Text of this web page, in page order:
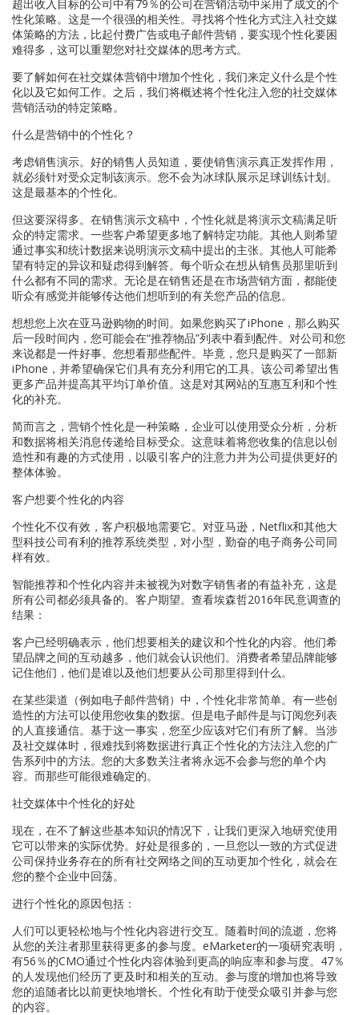
超出收入目标的公司中有79％的公司在营销活动中采用了成文的个
性化策略。这是一个很强的相关性。寻找将个性化方式注入社交媒
体策略的方法，比起付费广告或电子邮件营销，要实现个性化要困
难得多，这可以重塑您对社交媒体的思考方式。
要了解如何在社交媒体营销中增加个性化，我们来定义什么是个性
化以及它如何工作。之后，我们将概述将个性化注入您的社交媒体
营销活动的特定策略。
什么是营销中的个性化？
考虑销售演示。好的销售人员知道，要使销售演示真正发挥作用，
就必须针对受众定制该演示。您不会为冰球队展示足球训练计划。
这是最基本的个性化。
但这要深得多。在销售演示文稿中，个性化就是将演示文稿满足听
众的特定需求。一些客户希望更多地了解特定功能。其他人则希望
通过事实和统计数据来说明演示文稿中提出的主张。其他人可能希
望有特定的异议和疑虑得到解答。每个听众在想从销售员那里听到
什么都有不同的需求。无论是在销售还是在市场营销方面，都能使
听众有感觉并能够传达他们想听到的有关您产品的信息。
想想您上次在亚马逊购物的时间。如果您购买了iPhone，那么购买
后一段时间内，您可能会在“推荐物品”列表中看到配件。对公司和您
来说都是一件好事。您想看那些配件。毕竟，您只是购买了一部新
iPhone，并希望确保它们具有充分利用它的工具。该公司希望出售
更多产品并提高其平均订单价值。这是对其网站的互惠互利和个性
化的补充。
简而言之，营销个性化是一种策略，企业可以使用受众分析，分析
和数据将相关消息传递给目标受众。这意味着将您收集的信息以创
造性和有趣的方式使用，以吸引客户的注意力并为公司提供更好的
整体体验。
客户想要个性化的内容
个性化不仅有效，客户积极地需要它。对亚马逊，Netflix和其他大
型科技公司有利的推荐系统类型，对小型，勤奋的电子商务公司同
样有效。
智能推荐和个性化内容并未被视为对数字销售者的有益补充，这是
所有公司都必须具备的。客户期望。查看埃森哲2016年民意调查的
结果：
客户已经明确表示，他们想要相关的建议和个性化的内容。他们希
望品牌之间的互动越多，他们就会认识他们。消费者希望品牌能够
记住他们，他们是谁以及他们想要从公司那里得到什么。
在某些渠道（例如电子邮件营销）中，个性化非常简单。有一些创
造性的方法可以使用您收集的数据。但是电子邮件是与订阅您列表
的人直接通信。基于这一事实，您至少应该对它们有所了解。当涉
及社交媒体时，很难找到将数据进行真正个性化的方法注入您的广
告系列中的方法。您的大多数关注者将永远不会参与您的单个内
容。而那些可能很难确定的。
社交媒体中个性化的好处
现在，在不了解这些基本知识的情况下，让我们更深入地研究使用
它可以带来的实际优势。好处是很多的，一旦您以一致的方式促进
公司保持业务存在的所有社交网络之间的互动更加个性化，就会在
您的整个企业中回荡。
进行个性化的原因包括：
人们可以更轻松地与个性化内容进行交互。随着时间的流逝，您将
从您的关注者那里获得更多的参与度。eMarketer的一项研究表明，
有56％的CMO通过个性化内容体验到更高的响应率和参与度。47％
的人发现他们经历了更及时和相关的互动。参与度的增加也将导致
您的追随者比以前更快地增长。个性化有助于使受众吸引并参与您
的内容。